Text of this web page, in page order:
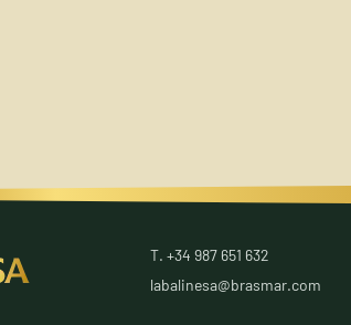
T. +34 987 651 632
labalinesa@brasmar.com